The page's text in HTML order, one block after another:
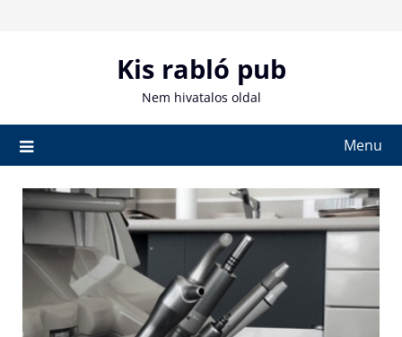
Kis rabló pub
Nem hivatalos oldal
Menu